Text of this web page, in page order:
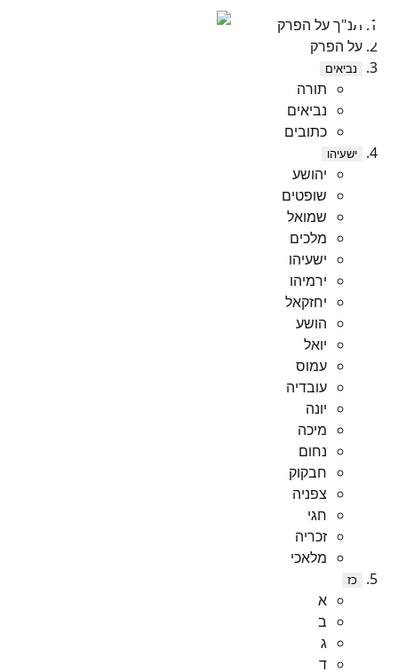
תנ"ך על הפרק
על הפרק
נביאים
תורה
נביאים
כתובים
ישעיהו
יהושע
שופטים
שמואל
מלכים
ישעיהו
ירמיהו
יחזקאל
הושע
יואל
עמוס
עובדיה
יונה
מיכה
נחום
חבקוק
צפניה
חגי
זכריה
מלאכי
כז
א
ב
ג
ד